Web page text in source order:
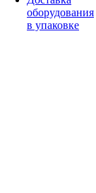
оборудования
в упаковке